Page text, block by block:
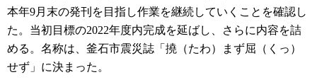
本年9月末の発刊を目指し作業を継続していくことを確認し
た。当初目標の2022年度内完成を延ばし、さらに内容を詰
める。名称は、釜石市震災誌「撓（たわ）まず屈（くっ）
せず」に決まった。